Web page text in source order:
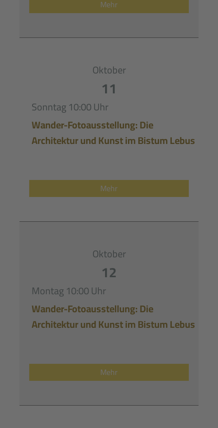
Mehr
Oktober
11
Sonntag10:00 Uhr
Wander-Fotoausstellung: Die
Architektur und Kunst im Bistum Lebus
Mehr
Oktober
12
Montag10:00 Uhr
Wander-Fotoausstellung: Die
Architektur und Kunst im Bistum Lebus
Mehr